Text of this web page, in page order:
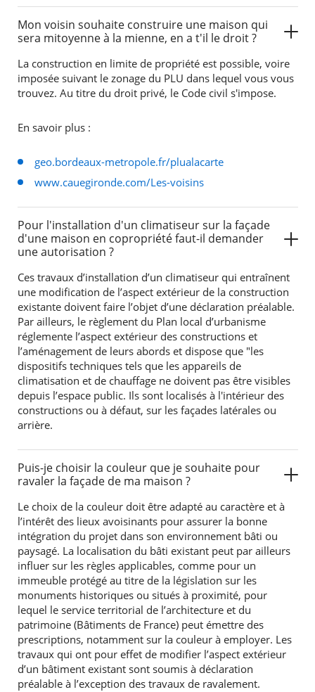
Mon voisin souhaite construire une maison qui
sera mitoyenne à la mienne, en a t'il le droit ?
La construction en limite de propriété est possible, voire
imposée suivant le zonage du PLU dans lequel vous vous
trouvez. Au titre du droit privé, le Code civil s'impose.
En savoir plus :
geo.bordeaux-metropole.fr/plualacarte
www.cauegironde.com/Les-voisins
Pour l'installation d'un climatiseur sur la façade
d'une maison en copropriété faut-il demander
une autorisation ?
Ces travaux d’installation d’un climatiseur qui entraînent
une modification de l’aspect extérieur de la construction
existante doivent faire l’objet d’une déclaration préalable.
Par ailleurs, le règlement du Plan local d’urbanisme
réglemente l’aspect extérieur des constructions et
l’aménagement de leurs abords et dispose que "les
dispositifs techniques tels que les appareils de
climatisation et de chauffage ne doivent pas être visibles
depuis l’espace public. Ils sont localisés à l'intérieur des
constructions ou à défaut, sur les façades latérales ou
arrière.
Puis-je choisir la couleur que je souhaite pour
ravaler la façade de ma maison ?
Le choix de la couleur doit être adapté au caractère et à
l’intérêt des lieux avoisinants pour assurer la bonne
intégration du projet dans son environnement bâti ou
paysagé. La localisation du bâti existant peut par ailleurs
influer sur les règles applicables, comme pour un
immeuble protégé au titre de la législation sur les
monuments historiques ou situés à proximité, pour
lequel le service territorial de l’architecture et du
patrimoine (Bâtiments de France) peut émettre des
prescriptions, notamment sur la couleur à employer. Les
travaux qui ont pour effet de modifier l’aspect extérieur
d’un bâtiment existant sont soumis à déclaration
préalable à l’exception des travaux de ravalement.